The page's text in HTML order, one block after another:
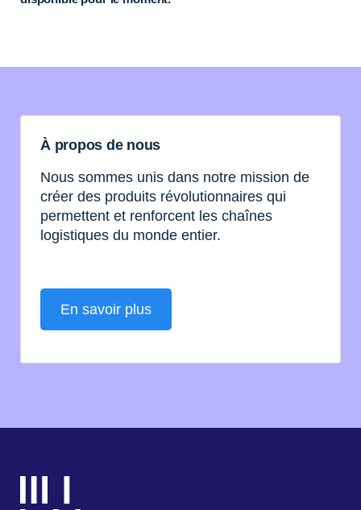
À propos de nous
Nous sommes unis dans notre mission de
créer des produits révolutionnaires qui
permettent et renforcent les chaînes
logistiques du monde entier.
En savoir plus